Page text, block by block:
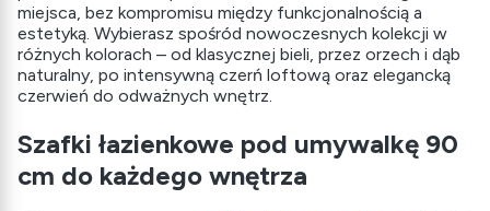
miejsca, bez kompromisu między funkcjonalnością a
estetyką. Wybierasz spośród nowoczesnych kolekcji w
różnych kolorach – od klasycznej bieli, przez orzech i dąb
naturalny, po intensywną czerń loftową oraz elegancką
czerwień do odważnych wnętrz.
Szafki łazienkowe pod umywalkę 90
cm do każdego wnętrza